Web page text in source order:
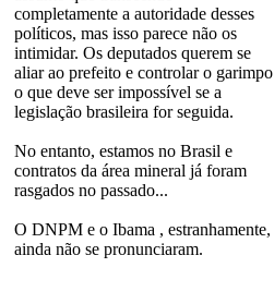
completamente a autoridade desses
políticos, mas isso parece não os
intimidar. Os deputados querem se
aliar ao prefeito e controlar o garimpo
o que deve ser impossível se a
legislação brasileira for seguida.
No entanto, estamos no Brasil e
contratos da área mineral já foram
rasgados no passado...
O DNPM e o Ibama , estranhamente,
ainda não se pronunciaram.